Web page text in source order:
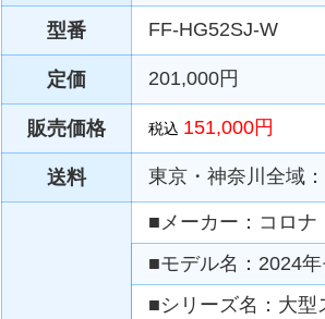
型番 FF-HG52SJ-W
定価 201,000円
販売価格 税込 151,000円
送料 東京・神奈川全域：
■メーカー：コロナ
■モデル名：2024
■シリーズ名：大型